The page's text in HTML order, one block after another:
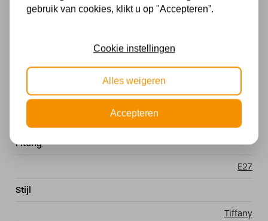
Merk
Exclusief
Kleur
Fitting
E27
Stijl
Tiffany
gebruik van cookies, klikt u op "Accepteren”.
Cookie instellingen
Alles weigeren
Accepteren